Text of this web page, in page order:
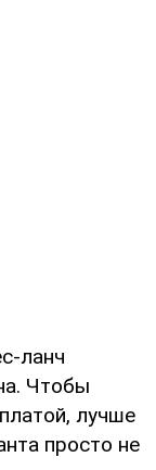
ланч
Чтобы
лучше
просто не